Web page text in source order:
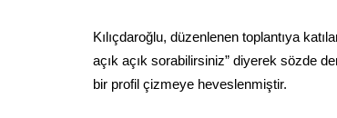
Kılıçdaroğlu, düzenlenen toplantıya
açık açık sorabilirsiniz” diyerek sözde
bir profil çizmeye heveslenmiştir.